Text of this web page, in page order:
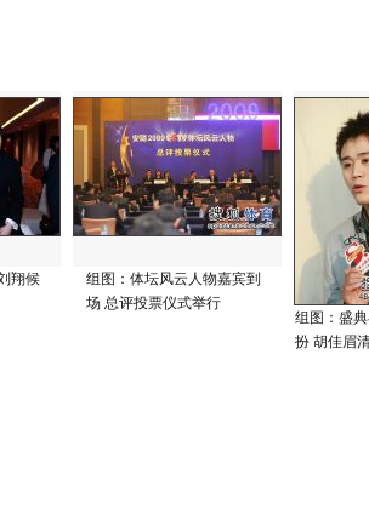
翔候
组图：体坛风云人物嘉宾到
场 总评投票仪式举行
组图：盛
扮 胡佳眉